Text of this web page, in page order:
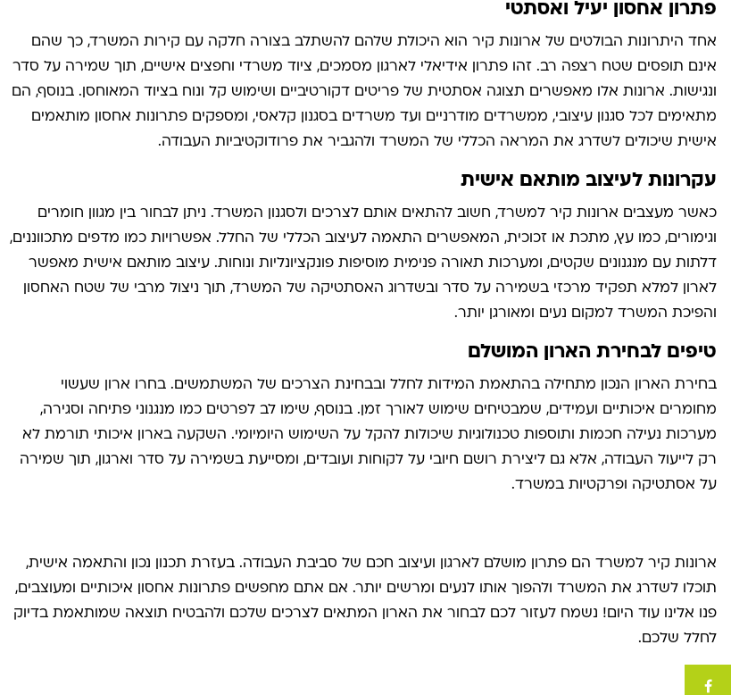
פתרון אחסון יעיל ואסתטי
אחד היתרונות הבולטים של ארונות קיר הוא היכולת שלהם להשתלב בצורה חלקה עם קירות המשרד, כך שהם
אינם תופסים שטח רצפה רב. זהו פתרון אידיאלי לארגון מסמכים, ציוד משרדי וחפצים אישיים, תוך שמירה על סדר
ונגישות. ארונות אלו מאפשרים תצוגה אסתטית של פריטים דקורטיביים ושימוש קל ונוח בציוד המאוחסן. בנוסף, הם
מתאימים לכל סגנון עיצובי, ממשרדים מודרניים ועד משרדים בסגנון קלאסי, ומספקים פתרונות אחסון מותאמים
אישית שיכולים לשדרג את המראה הכללי של המשרד ולהגביר את פרודוקטיביות העבודה.
עקרונות לעיצוב מותאם אישית
כאשר מעצבים ארונות קיר למשרד, חשוב להתאים אותם לצרכים ולסגנון המשרד. ניתן לבחור בין מגוון חומרים
וגימורים, כמו עץ, מתכת או זכוכית, המאפשרים התאמה לעיצוב הכללי של החלל. אפשרויות כמו מדפים מתכווננים,
דלתות עם מנגנונים שקטים, ומערכות תאורה פנימית מוסיפות פונקציונליות ונוחות. עיצוב מותאם אישית מאפשר
לארון למלא תפקיד מרכזי בשמירה על סדר ובשדרוג האסתטיקה של המשרד, תוך ניצול מרבי של שטח האחסון
והפיכת המשרד למקום נעים ומאורגן יותר.
טיפים לבחירת הארון המושלם
בחירת הארון הנכון מתחילה בהתאמת המידות לחלל ובבחינת הצרכים של המשתמשים. בחרו ארון שעשוי
מחומרים איכותיים ועמידים, שמבטיחים שימוש לאורך זמן. בנוסף, שימו לב לפרטים כמו מנגנוני פתיחה וסגירה,
מערכות נעילה חכמות ותוספות טכנולוגיות שיכולות להקל על השימוש היומיומי. השקעה בארון איכותי תורמת לא
רק לייעול העבודה, אלא גם ליצירת רושם חיובי על לקוחות ועובדים, ומסייעת בשמירה על סדר וארגון, תוך שמירה
על אסתטיקה ופרקטיות במשרד.
ארונות קיר למשרד הם פתרון מושלם לארגון ועיצוב חכם של סביבת העבודה. בעזרת תכנון נכון והתאמה אישית,
תוכלו לשדרג את המשרד ולהפוך אותו לנעים ומרשים יותר. אם אתם מחפשים פתרונות אחסון איכותיים ומעוצבים,
פנו אלינו עוד היום! נשמח לעזור לכם לבחור את הארון המתאים לצרכים שלכם ולהבטיח תוצאה שמותאמת בדיוק
לחלל שלכם.